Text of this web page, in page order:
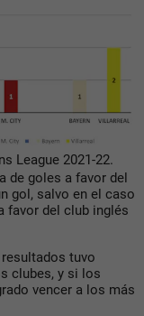
League 2021-22.
de goles a favor del
gol, salvo en el caso
favor del club inglés
tuvo
clubes, y si los
vencer a los más